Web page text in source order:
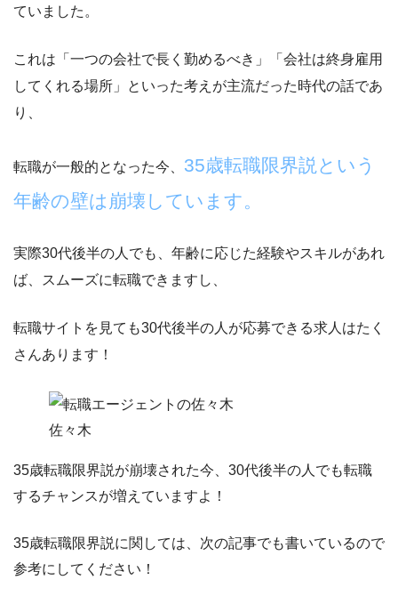
ていました。
これは「一つの会社で長く勤めるべき」「会社は終身雇用
してくれる場所」といった考えが主流だった時代の話であ
り、
転職が一般的となった今、 35歳転職限界説という
年齢の壁は崩壊しています。
実際30代後半の人でも、年齢に応じた経験やスキルがあれ
ば、スムーズに転職できますし、
転職サイトを見ても30代後半の人が応募できる求人はたく
さんあります！
佐々木
35歳転職限界説が崩壊された今、30代後半の人でも転職
するチャンスが増えていますよ！
35歳転職限界説に関しては、次の記事でも書いているので
参考にしてください！